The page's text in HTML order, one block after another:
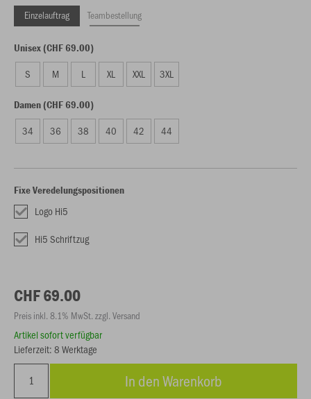
Einzelauftrag Teambestellung
Unisex (CHF 69.00)
S M L XL XXL 3XL
Damen (CHF 69.00)
34 36 38 40 42 44
Fixe Veredelungspositionen
Logo Hi5
Hi5 Schriftzug
CHF 69.00
Preis inkl. 8.1% MwSt. zzgl. Versand
Artikel sofort verfügbar
Lieferzeit: 8 Werktage
In den Warenkorb